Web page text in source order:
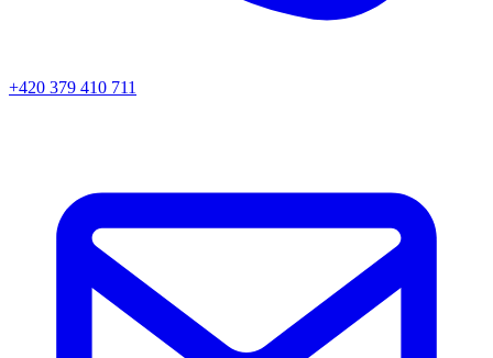
+420 379 410 711